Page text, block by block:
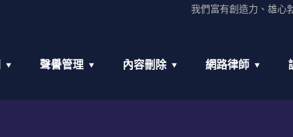
我們富有創造力、雄心
聲譽管理 內容刪除 網路律師